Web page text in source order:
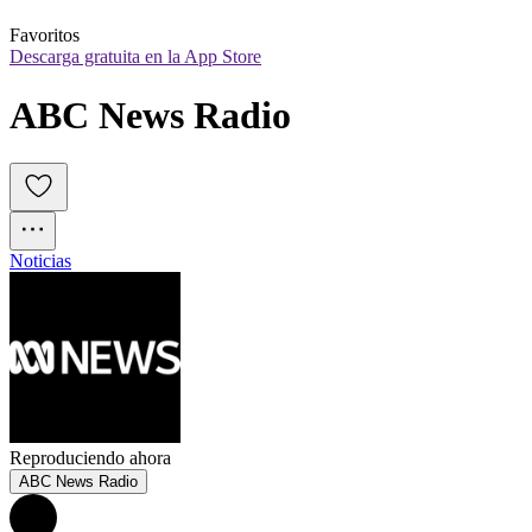
Favoritos
Descarga gratuita en la App Store
ABC News Radio
Noticias
Reproduciendo ahora
ABC News Radio